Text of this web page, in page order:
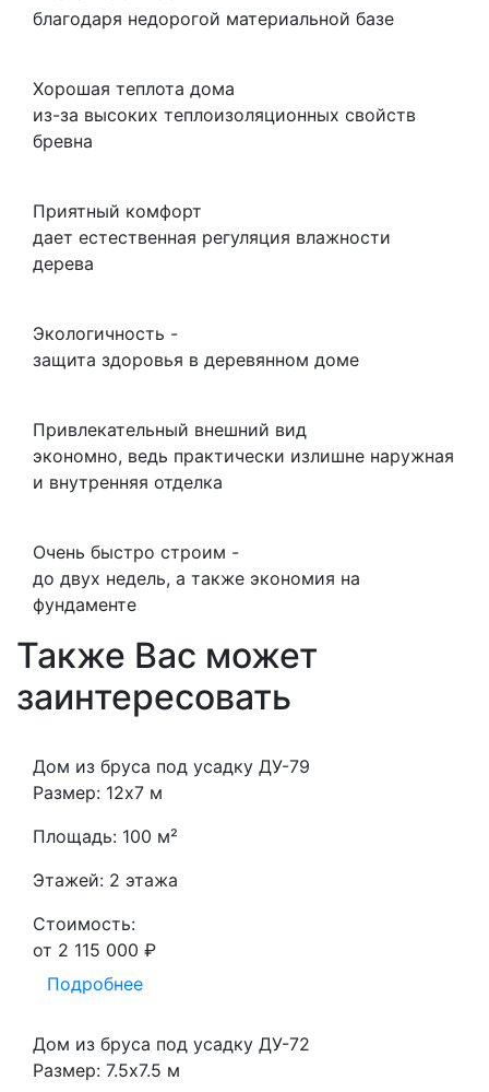
благодаря недорогой материальной базе
Хорошая теплота дома
из-за высоких теплоизоляционных свойств
бревна
Приятный комфорт
дает естественная регуляция влажности
дерева
Экологичность -
защита здоровья в деревянном доме
Привлекательный внешний вид
экономно, ведь практически излишне наружная
и внутренняя отделка
Очень быстро строим -
до двух недель, а также экономия на
фундаменте
Также Вас может
заинтересовать
Дом из бруса под усадку ДУ-79
Размер: 12х7 м
Площадь: 100 м²
Этажей: 2 этажа
Стоимость:
от 2 115 000 ₽
Подробнее
Дом из бруса под усадку ДУ-72
Размер: 7.5х7.5 м